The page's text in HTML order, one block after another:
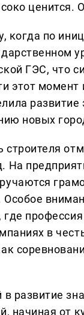
ценится.
когда по
ГЭС, что
этот момент
новых
строителя
в
в развитие
начиная от